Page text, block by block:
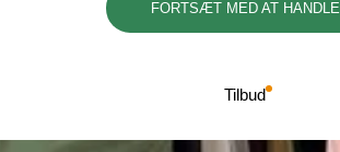
FORTSÆT MED AT HANDLE
Tilbud